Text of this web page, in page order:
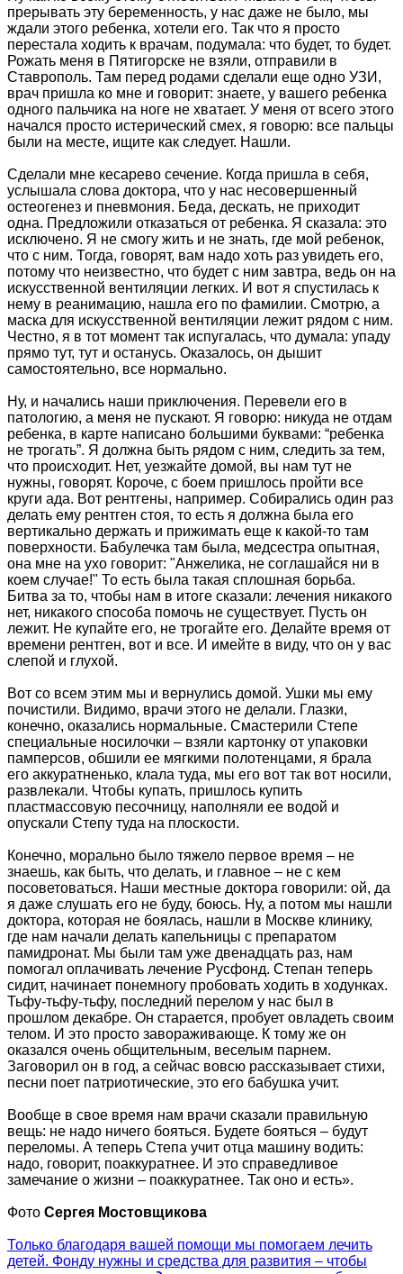
прерывать эту беременность, у нас даже не было, мы
ждали этого ребенка, хотели его. Так что я просто
перестала ходить к врачам, подумала: что будет, то будет.
Рожать меня в Пятигорске не взяли, отправили в
Ставрополь. Там перед родами сделали еще одно УЗИ,
врач пришла ко мне и говорит: знаете, у вашего ребенка
одного пальчика на ноге не хватает. У меня от всего этого
начался просто истерический смех, я говорю: все пальцы
были на месте, ищите как следует. Нашли.
Сделали мне кесарево сечение. Когда пришла в себя,
услышала слова доктора, что у нас несовершенный
остеогенез и пневмония. Беда, дескать, не приходит
одна. Предложили отказаться от ребенка. Я сказала: это
исключено. Я не смогу жить и не знать, где мой ребенок,
что с ним. Тогда, говорят, вам надо хоть раз увидеть его,
потому что неизвестно, что будет с ним завтра, ведь он на
искусственной вентиляции легких. И вот я спустилась к
нему в реанимацию, нашла его по фамилии. Смотрю, а
маска для искусственной вентиляции лежит рядом с ним.
Честно, я в тот момент так испугалась, что думала: упаду
прямо тут, тут и останусь. Оказалось, он дышит
самостоятельно, все нормально.
Ну, и начались наши приключения. Перевели его в
патологию, а меня не пускают. Я говорю: никуда не отдам
ребенка, в карте написано большими буквами: “ребенка
не трогать”. Я должна быть рядом с ним, следить за тем,
что происходит. Нет, уезжайте домой, вы нам тут не
нужны, говорят. Короче, с боем пришлось пройти все
круги ада. Вот рентгены, например. Собирались один раз
делать ему рентген стоя, то есть я должна была его
вертикально держать и прижимать еще к какой-то там
поверхности. Бабулечка там была, медсестра опытная,
она мне на ухо говорит: "Анжелика, не соглашайся ни в
коем случае!" То есть была такая сплошная борьба.
Битва за то, чтобы нам в итоге сказали: лечения никакого
нет, никакого способа помочь не существует. Пусть он
лежит. Не купайте его, не трогайте его. Делайте время от
времени рентген, вот и все. И имейте в виду, что он у вас
слепой и глухой.
Вот со всем этим мы и вернулись домой. Ушки мы ему
почистили. Видимо, врачи этого не делали. Глазки,
конечно, оказались нормальные. Смастерили Степе
специальные носилочки – взяли картонку от упаковки
памперсов, обшили ее мягкими полотенцами, я брала
его аккуратненько, клала туда, мы его вот так вот носили,
развлекали. Чтобы купать, пришлось купить
пластмассовую песочницу, наполняли ее водой и
опускали Степу туда на плоскости.
Конечно, морально было тяжело первое время – не
знаешь, как быть, что делать, и главное – не с кем
посоветоваться. Наши местные доктора говорили: ой, да
я даже слушать его не буду, боюсь. Ну, а потом мы нашли
доктора, которая не боялась, нашли в Москве клинику,
где нам начали делать капельницы с препаратом
памидронат. Мы были там уже двенадцать раз, нам
помогал оплачивать лечение Русфонд. Степан теперь
сидит, начинает понемногу пробовать ходить в ходунках.
Тьфу-тьфу-тьфу, последний перелом у нас был в
прошлом декабре. Он старается, пробует овладеть своим
телом. И это просто завораживающе. К тому же он
оказался очень общительным, веселым парнем.
Заговорил он в год, а сейчас вовсю рассказывает стихи,
песни поет патриотические, это его бабушка учит.
Вообще в свое время нам врачи сказали правильную
вещь: не надо ничего бояться. Будете бояться – будут
переломы. А теперь Степа учит отца машину водить:
надо, говорит, поаккуратнее. И это справедливое
замечание о жизни – поаккуратнее. Так оно и есть».
Фото Сергея Мостовщикова
Только благодаря вашей помощи мы помогаем лечить
детей. Фонду нужны и средства для развития – чтобы